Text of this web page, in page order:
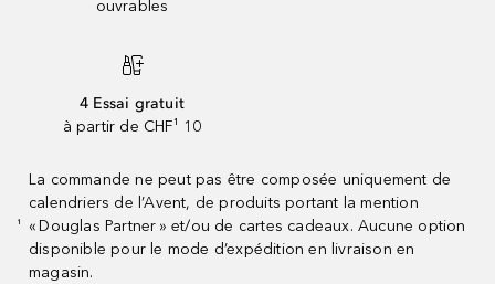
ouvrables
4 Essai gratuit
à partir de CHF¹ 10
¹
La commande ne peut pas être composée uniquement de
calendriers de l’Avent, de produits portant la mention
« Douglas Partner » et/ou de cartes cadeaux. Aucune option
disponible pour le mode d’expédition en livraison en
magasin.